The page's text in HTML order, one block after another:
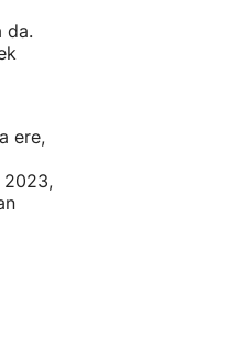
da.
ere,
2023,